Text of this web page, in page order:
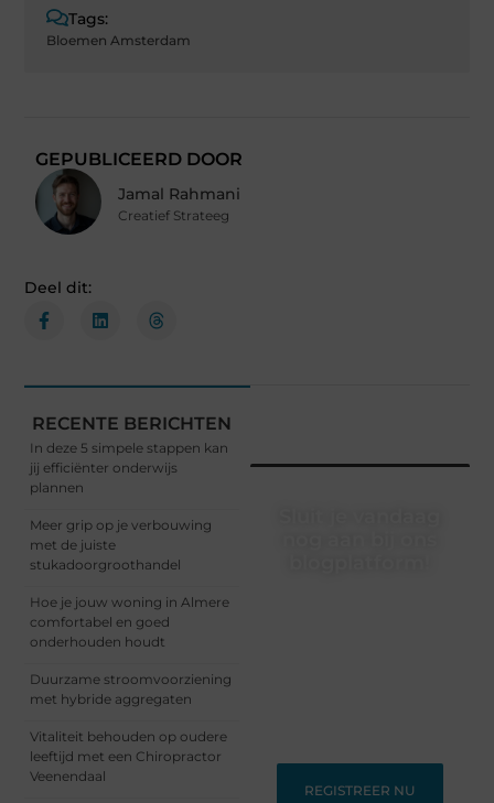
Tags:
Bloemen Amsterdam
GEPUBLICEERD DOOR
Jamal Rahmani
Creatief Strateeg
Deel dit:
RECENTE BERICHTEN
In deze 5 simpele stappen kan
jij efficiënter onderwijs
plannen
Meer grip op je verbouwing
met de juiste
stukadoorgroothandel
Hoe je jouw woning in Almere
comfortabel en goed
onderhouden houdt
Duurzame stroomvoorziening
met hybride aggregaten
Vitaliteit behouden op oudere
leeftijd met een Chiropractor
Veenendaal
REGISTREER NU